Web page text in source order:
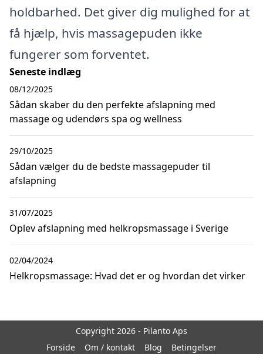
holdbarhed. Det giver dig mulighed for at
få hjælp, hvis massagepuden ikke
fungerer som forventet.
Seneste indlæg
Sådan skaber du den perfekte afslapning med
massage og udendørs spa og wellness
08/12/2025
Sådan vælger du de bedste massagepuder til
afslapning
29/10/2025
Oplev afslapning med helkropsmassage i Sverige
31/07/2025
Helkropsmassage: Hvad det er og hvordan det virker
02/04/2024
Copyright 2026 - Pilanto Aps
Forside
Om / kontakt Blog Betingelser